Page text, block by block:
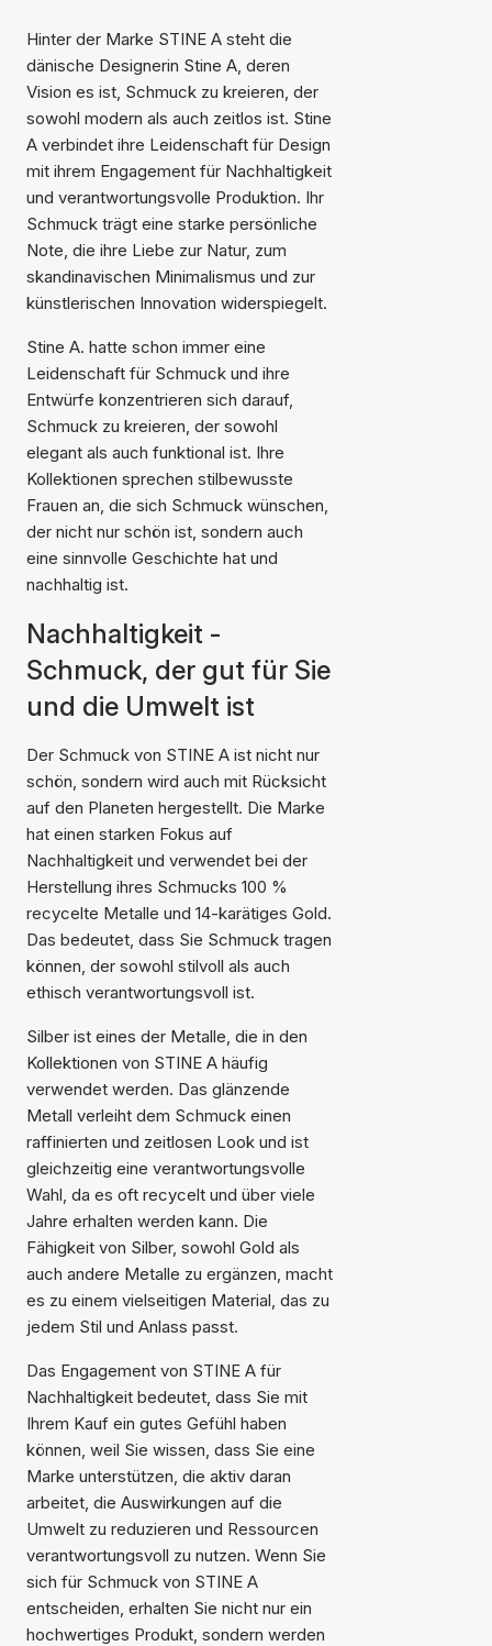
Hinter der Marke STINE A steht die
dänische Designerin Stine A, deren
Vision es ist, Schmuck zu kreieren, der
sowohl modern als auch zeitlos ist. Stine
A verbindet ihre Leidenschaft für Design
mit ihrem Engagement für Nachhaltigkeit
und verantwortungsvolle Produktion. Ihr
Schmuck trägt eine starke persönliche
Note, die ihre Liebe zur Natur, zum
skandinavischen Minimalismus und zur
künstlerischen Innovation widerspiegelt.
Stine A. hatte schon immer eine
Leidenschaft für Schmuck und ihre
Entwürfe konzentrieren sich darauf,
Schmuck zu kreieren, der sowohl
elegant als auch funktional ist. Ihre
Kollektionen sprechen stilbewusste
Frauen an, die sich Schmuck wünschen,
der nicht nur schön ist, sondern auch
eine sinnvolle Geschichte hat und
nachhaltig ist.
Nachhaltigkeit -
Schmuck, der gut für Sie
und die Umwelt ist
Der Schmuck von STINE A ist nicht nur
schön, sondern wird auch mit Rücksicht
auf den Planeten hergestellt. Die Marke
hat einen starken Fokus auf
Nachhaltigkeit und verwendet bei der
Herstellung ihres Schmucks 100 %
recycelte Metalle und 14-karätiges Gold.
Das bedeutet, dass Sie Schmuck tragen
können, der sowohl stilvoll als auch
ethisch verantwortungsvoll ist.
Silber ist eines der Metalle, die in den
Kollektionen von STINE A häufig
verwendet werden. Das glänzende
Metall verleiht dem Schmuck einen
raffinierten und zeitlosen Look und ist
gleichzeitig eine verantwortungsvolle
Wahl, da es oft recycelt und über viele
Jahre erhalten werden kann. Die
Fähigkeit von Silber, sowohl Gold als
auch andere Metalle zu ergänzen, macht
es zu einem vielseitigen Material, das zu
jedem Stil und Anlass passt.
Das Engagement von STINE A für
Nachhaltigkeit bedeutet, dass Sie mit
Ihrem Kauf ein gutes Gefühl haben
können, weil Sie wissen, dass Sie eine
Marke unterstützen, die aktiv daran
arbeitet, die Auswirkungen auf die
Umwelt zu reduzieren und Ressourcen
verantwortungsvoll zu nutzen. Wenn Sie
sich für Schmuck von STINE A
entscheiden, erhalten Sie nicht nur ein
hochwertiges Produkt, sondern werden